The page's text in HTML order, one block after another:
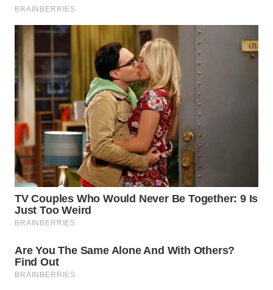
WN DELI
SERDANG
WN
TEBING
TINGGI
WN
PAKPAK
WN
KARAWANG
WN
WN
BOGOR